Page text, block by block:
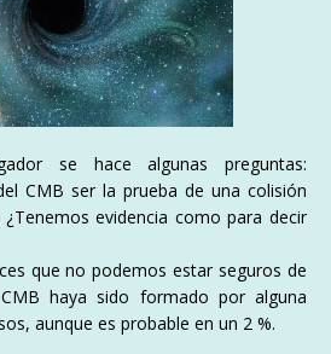
se hace algunas preguntas:
CMB ser la prueba de una colisión
evidencia como para decir
que no podemos estar seguros de
haya sido formado por alguna
aunque es probable en un 2 %.